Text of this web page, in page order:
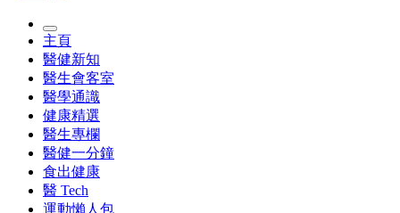
主頁
醫健新知
醫生會客室
醫學通識
健康精選
醫生專欄
醫健一分鐘
食出健康
醫 Tech
運動懶人包